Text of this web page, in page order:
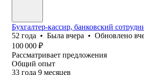
Бухгалтер-кассир, банковский
52 года • Была вчера • Обновлено
100 000 ₽
Рассматривает предложения
Общий опыт
33 года 9 месяцев